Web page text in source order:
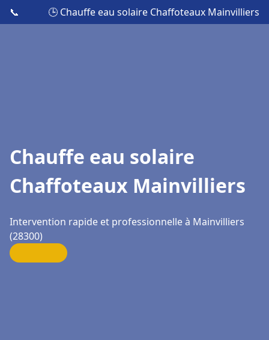
📞 🕒 Chauffe eau solaire Chaffoteaux Mainvilliers
Chauffe eau solaire
Chaffoteaux Mainvilliers
Intervention rapide et professionnelle à Mainvilliers
(28300)